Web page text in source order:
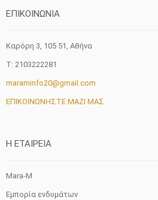
ΕΠΙΚΟΙΝΩΝΙΑ
Καρόρη 3, 105 51, Aθήνα
T: 2103222281
maraminfo20@gmail.com
ΕΠΙΚΟΙΝΩΝΗΣΤΕ ΜΑΖΙ ΜΑΣ
H ETAIΡΕΙΑ
Mara-M
Εμπορία ενδυμάτων